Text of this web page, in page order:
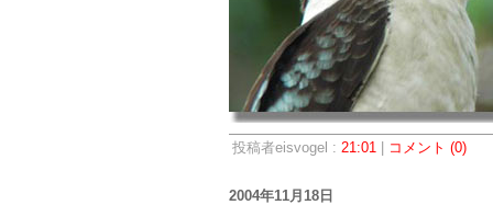
投稿者eisvogel : 21:01| コメント (0)
2004年11月18日